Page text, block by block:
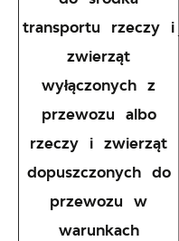
transportu rzeczy i
zwierząt
wyłączonych z
przewozu albo
rzeczy i zwierząt
dopuszczonych do
przewozu w
warunkach